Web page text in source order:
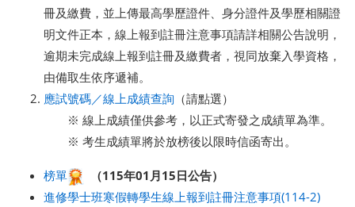
冊及繳費，並上傳最高學歷證件、身分證件及學歷相關證
明文件正本，線上報到註冊注意事項請詳相關公告說明，
逾期未完成線上報到註冊及繳費者，視同放棄入學資格，
由備取生依序遞補。
應試號碼／線上成績查詢 （請點選）
※ 線上成績僅供參考，以正式寄發之成績單為準。
※ 考生成績單將於放榜後以限時信函寄出。
榜單 （115年01月15日公告）
進修學士班寒假轉學生線上報到註冊注意事項(114-2)